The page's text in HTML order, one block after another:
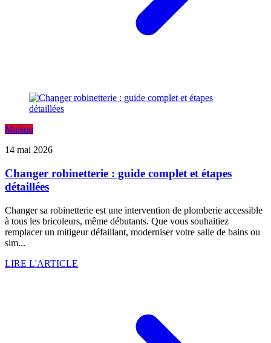
Maison
14 mai 2026
Changer robinetterie : guide complet et étapes
détaillées
Changer sa robinetterie est une intervention de plomberie accessible
à tous les bricoleurs, même débutants. Que vous souhaitiez
remplacer un mitigeur défaillant, moderniser votre salle de bains ou
sim...
LIRE L'ARTICLE